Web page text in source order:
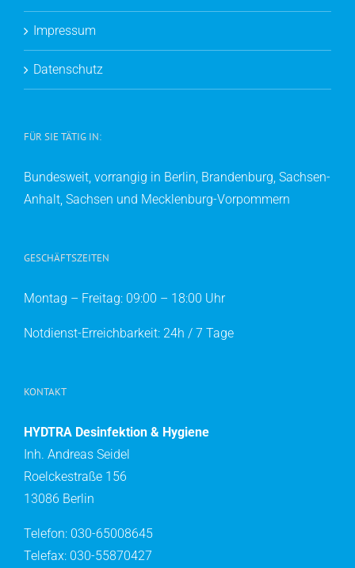
Impressum
Datenschutz
FÜR SIE TÄTIG IN:
Bundesweit, vorrangig in Berlin, Brandenburg, Sachsen-
Anhalt, Sachsen und Mecklenburg-Vorpommern
GESCHÄFTSZEITEN
Montag – Freitag: 09:00 – 18:00 Uhr
Notdienst-Erreichbarkeit: 24h / 7 Tage
KONTAKT
HYDTRA Desinfektion & Hygiene
Inh. Andreas Seidel
Roelckestraße 156
13086 Berlin
Telefon: 030-65008645
Telefax: 030-55870427